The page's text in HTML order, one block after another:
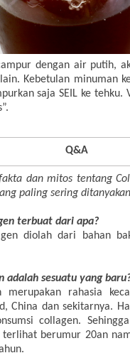
dengan air putih,
Kebetulan minuman
saja SEIL ke tehku.
Q&A
dan mitos tentang
paling sering
terbuat dari apa?
diolah dari bahan
adalah sesuatu yang
merupakan rahasia
China dan sekitarnya.
collagen.
terlihat berumur 20an